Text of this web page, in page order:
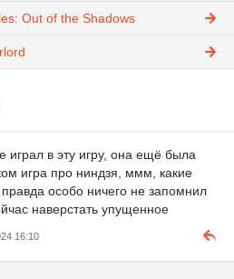
Out of the Shadows
играл в эту игру, она ещё была
игра про ниндзя, ммм, какие
особо ничего не запомнил
наверстать упущенное
16:10